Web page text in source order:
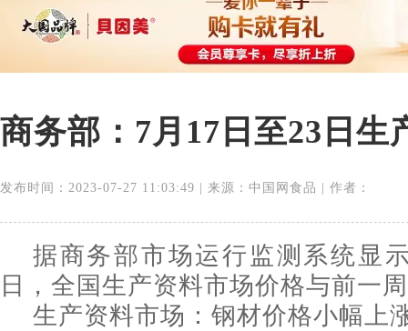
商务部：7月17日至23日生
发布时间：2023-07-27 11:03:49 | 来源：中国网食品 | 作者：
据商务部市场运行监测系统显
日，全国生产资料市场价格与前一
生产资料市场：钢材价格小幅上